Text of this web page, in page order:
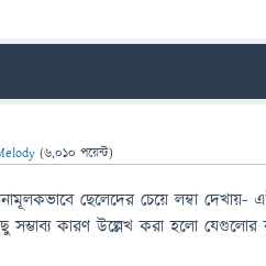
(6,010 পয়েন্ট)
ছেলেদের চেয়ে লম্বা
সম্ভাব্য কারণ উল্লেখ করা হলো